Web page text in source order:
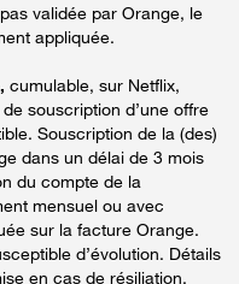
validée par Orange, le
appliquée.
cumulable, sur Netflix,
souscription d’une offre
Souscription de la (des)
dans un délai de 3 mois
du compte de la
mensuel ou avec
sur la facture Orange.
d’évolution. Détails
en cas de résiliation.